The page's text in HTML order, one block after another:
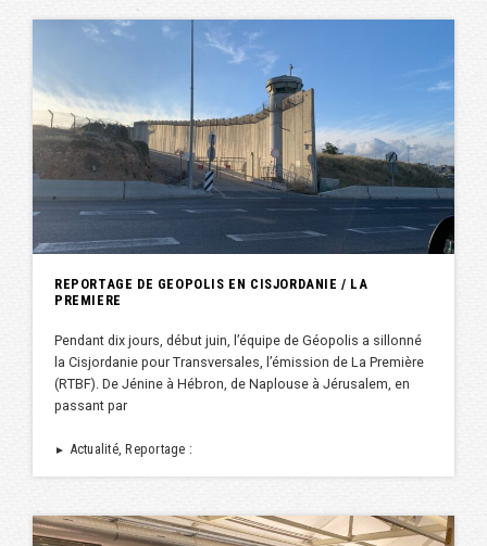
REPORTAGE DE GEOPOLIS EN CISJORDANIE / LA
PREMIERE
Pendant dix jours, début juin, l’équipe de Géopolis a sillonné
la Cisjordanie pour Transversales, l’émission de La Première
(RTBF). De Jénine à Hébron, de Naplouse à Jérusalem, en
passant par
► Actualité, Reportage :